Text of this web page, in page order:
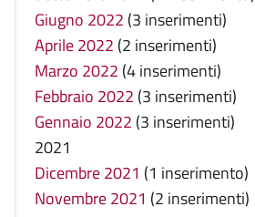
Giugno 2022 (3 inserimenti)
Aprile 2022 (2 inserimenti)
Marzo 2022 (4 inserimenti)
Febbraio 2022 (3 inserimenti)
Gennaio 2022 (3 inserimenti)
2021
Dicembre 2021 (1 inserimento)
Novembre 2021 (2 inserimenti)